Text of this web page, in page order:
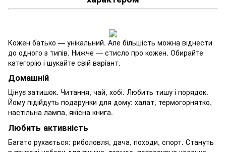
Кожен батько — унікальний. Але більшість можна віднести
до одного з типів. Нижче — стисло про кожен. Обирайте
категорію і шукайте свій варіант.
Домашній
Цінує затишок. Читання, чай, хобі. Любить тишу і порядок.
Йому підійдуть подарунки для дому: халат, термогорнятко,
настільна лампа, якісна книга.
Любить активність
Багато рухається: риболовля, дача, походи, спорт. Стануть